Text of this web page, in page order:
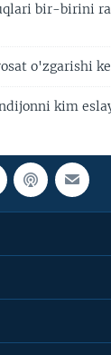
bir-birini
o'zgarishi
kim